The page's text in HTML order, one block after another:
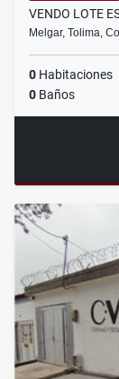
VENDO LOTE
Melgar, Tolima,
0 Habitaciones
0 Baños